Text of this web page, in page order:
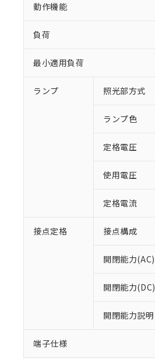
動作機能
負荷
最小適用負荷
ランプ 照光部方式
ランプ色
定格電圧
使用電圧
定格電流
接点定格 接点構成
開閉能力(AC)
開閉能力(DC)
開閉能力説明
端子仕様